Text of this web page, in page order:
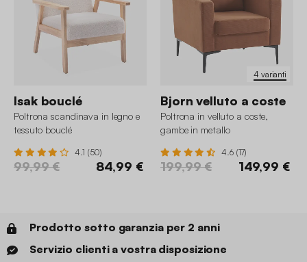
Isak bouclé
Poltrona scandinava in legno e
tessuto bouclé
4.1 (50)
99,99 € 84,99 €
4 varianti
Bjorn velluto a coste
Poltrona in velluto a coste,
gambe in metallo
4.6 (17)
199,99 € 149,99 €
Prodotto sotto garanzia per 2 anni
Servizio clienti a vostra disposizione